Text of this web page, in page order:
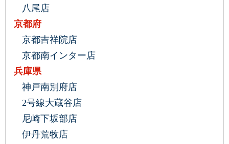
八尾店
京都府
京都吉祥院店
京都南インター店
兵庫県
神戸南別府店
2号線大蔵谷店
尼崎下坂部店
伊丹荒牧店